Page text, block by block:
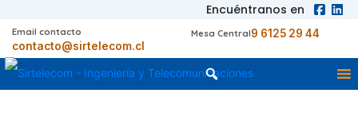
Encuéntranos en
Mesa Central9 6125 29 44
Email contacto
contacto@sirtelecom.cl